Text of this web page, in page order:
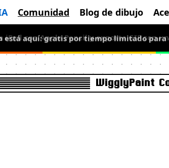
Comunidad Blog de dibujo
está aquí: gratis por tiempo limitado
WigglyPaint